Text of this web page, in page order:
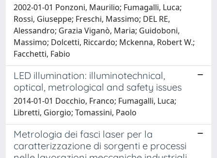
2002-01-01 Ponzoni, Maurilio; Fumagalli, Luca;
Rossi, Giuseppe; Freschi, Massimo; DEL RE,
Alessandro; Grazia Viganò, Maria; Guidoboni,
Massimo; Dolcetti, Riccardo; Mckenna, Robert W.;
Facchetti, Fabio
LED illumination: illuminotechnical,
optical, metrological and safety issues
2014-01-01 Docchio, Franco; Fumagalli, Luca;
Libretti, Giorgio; Tomassini, Paolo
Metrologia dei fasci laser per la
caratterizzazione di sorgenti e processi